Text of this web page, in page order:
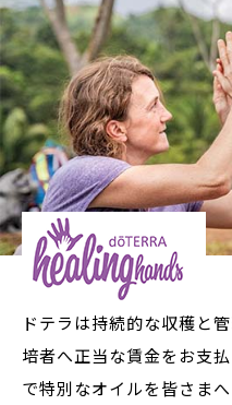
ドテラは持続的な収穫と
培者へ正当な賃金をお支
で特別なオイルを皆さまへ